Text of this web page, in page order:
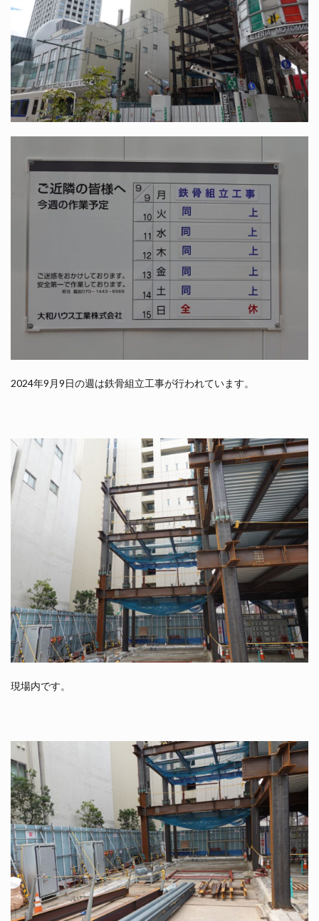
2024年9月9日の週は鉄骨組立工事が行われています。
現場内です。